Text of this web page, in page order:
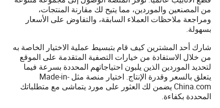
من المصنعين والموردين، مما يتيح لك مقارنة المنتجات،
ومراجعة ملاحظات العملاء السابقة، والتفاوض على الأسعار
بسهولة.
شارك أحد المشترين كيف قام بتبسيط عملية الاختيار الخاصة به
من خلال الاستفادة من خيارات التصفية المتقدمة على الموقع
لتحديد الموردين الذين يلبون احتياجاتهم المحددة بسرعة فيما
يتعلق بالسعر وقدرة الإنتاج. اختيار منصة مثل Made-in-
China.com يضمن لك العثور على مورد يتماشى مع متطلباتك
المحددة بكفاءة.